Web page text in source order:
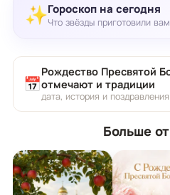
✨Гороскоп на сегодня
Что звёзды приготовили
📅
Рождество Пресвятой
отмечают и традиции
дата, история и
Больше